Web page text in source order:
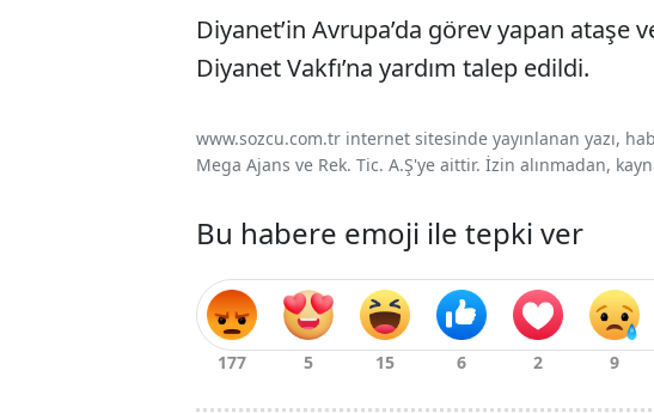
Diyanet’in Avrupa’da görev yapan
Diyanet Vakfı’na yardım talep edildi.
www.sozcu.com.tr internet sitesinde yayınlanan yazı,
Mega Ajans ve Rek. Tic. A.Ş'ye aittir. İzin alınmadan,
Bu habere emoji ile tepki ver